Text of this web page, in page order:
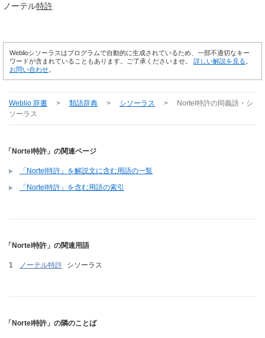
ノーテル特許
Weblioシソーラスはプログラムで自動的に生成されているため、一部不適切なキー
ワードが含まれていることもあります。ご了承くださいませ。 詳しい解説を見る
お問い合わせ
Weblio 辞書 > 類語辞典 > シソーラス > Nortel特許の同義語・シ
ソーラス
「Nortel特許」の関連ページ
「Nortel特許」を解説文に含む用語の一覧
「Nortel特許」を含む用語の索引
「Nortel特許」の関連用語
ノーテル特許 シソーラス
「Nortel特許」の隣のことば